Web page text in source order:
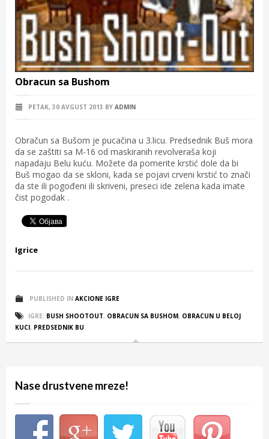
Obracun sa Bushom
PETAK, 30 AVGUST 2013 BY ADMIN
Obračun sa Bušom je pucačina u 3.licu. Predsednik Buš mora
da se zaštiti sa M-16 od maskiranih revolveraša koji
napadaju Belu kuću. Možete da pomerite krstić dole da bi
Buš mogao da se skloni, kada se pojavi crveni krstić to znači
da ste ili pogođeni ili skriveni, preseci ide zelena kada imate
čist pogodak .
Igrice
PUBLISHED IN AKCIONE IGRE
IGRE: BUSH SHOOTOUT, OBRACUN SA BUSHOM, OBRACUN U BELOJ
KUCI, PREDSEDNIK BU
Nase drustvene mreze!